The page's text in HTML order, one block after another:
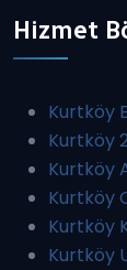
Hizmet
Kurtköy
Kurtköy
Kurtköy
Kurtköy
Kurtköy
Kurtköy